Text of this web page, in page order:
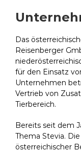
Das
Reisenberger
für den Einsatz
Unternehmen
Vertrieb von
Tierbereich.
Bereits seit dem
Thema Stevia.
österreichischer